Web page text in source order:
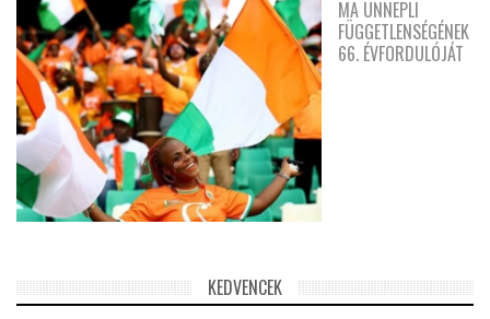
MA ÜNNEPLI
FÜGGETLENSÉGÉNEK
66. ÉVFORDULÓJÁT
KEDVENCEK